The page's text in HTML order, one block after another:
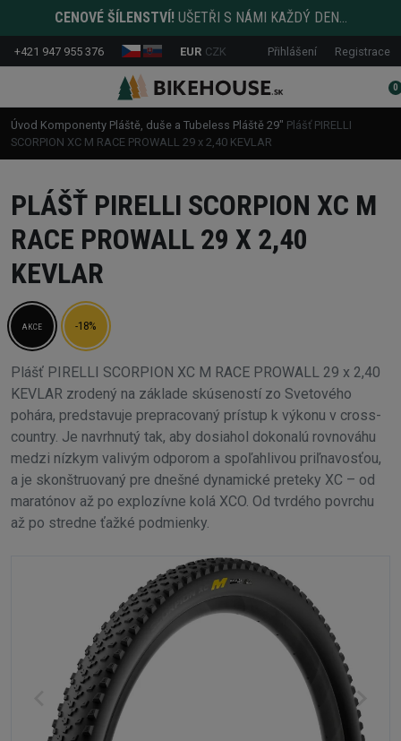
CENOVÉ ŠÍLENSTVÍ! UŠETŘI S NÁMI KAŽDÝ DEN...
+421 947 955 376 EUR CZK Přihlášení Registrace
0
Úvod Komponenty Pláště, duše a Tubeless Pláště 29" Plášť PIRELLI
SCORPION XC M RACE PROWALL 29 x 2,40 KEVLAR
PLÁŠŤ PIRELLI SCORPION XC M
RACE PROWALL 29 X 2,40
KEVLAR
AKCE -18%
Plášť PIRELLI SCORPION XC M RACE PROWALL 29 x 2,40
KEVLAR zrodený na základe skúseností zo Svetového
pohára, predstavuje prepracovaný prístup k výkonu v cross-
country. Je navrhnutý tak, aby dosiahol dokonalú rovnováhu
medzi nízkym valivým odporom a spoľahlivou priľnavosťou,
a je skonštruovaný pre dnešné dynamické preteky XC – od
maratónov až po explozívne kolá XCO. Od tvrdého povrchu
až po stredne ťažké podmienky.